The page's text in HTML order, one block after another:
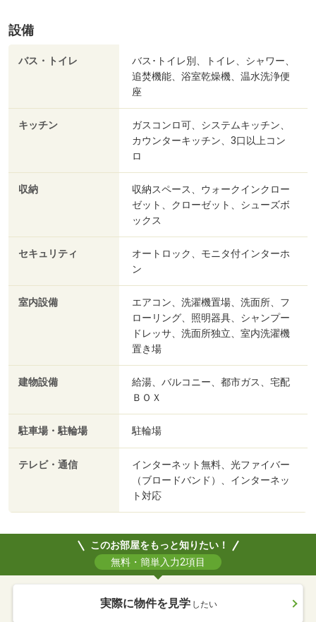
設備
バス・トイレ
バス･トイレ別、トイレ、シャワー、
追焚機能、浴室乾燥機、温水洗浄便
座
キッチン
ガスコンロ可、システムキッチン、
カウンターキッチン、3口以上コン
ロ
収納
収納スペース、ウォークインクロー
ゼット、クローゼット、シューズボ
ックス
セキュリティ
オートロック、モニタ付インターホ
ン
室内設備
エアコン、洗濯機置場、洗面所、フ
ローリング、照明器具、シャンプー
ドレッサ、洗面所独立、室内洗濯機
置き場
建物設備
給湯、バルコニー、都市ガス、宅配
ＢＯＸ
駐車場・駐輪場 駐輪場
テレビ・通信
インターネット無料、光ファイバー
（ブロードバンド）、インターネッ
ト対応
このお部屋をもっと知りたい！
無料・簡単入力2項目
実際に物件を見学 したい